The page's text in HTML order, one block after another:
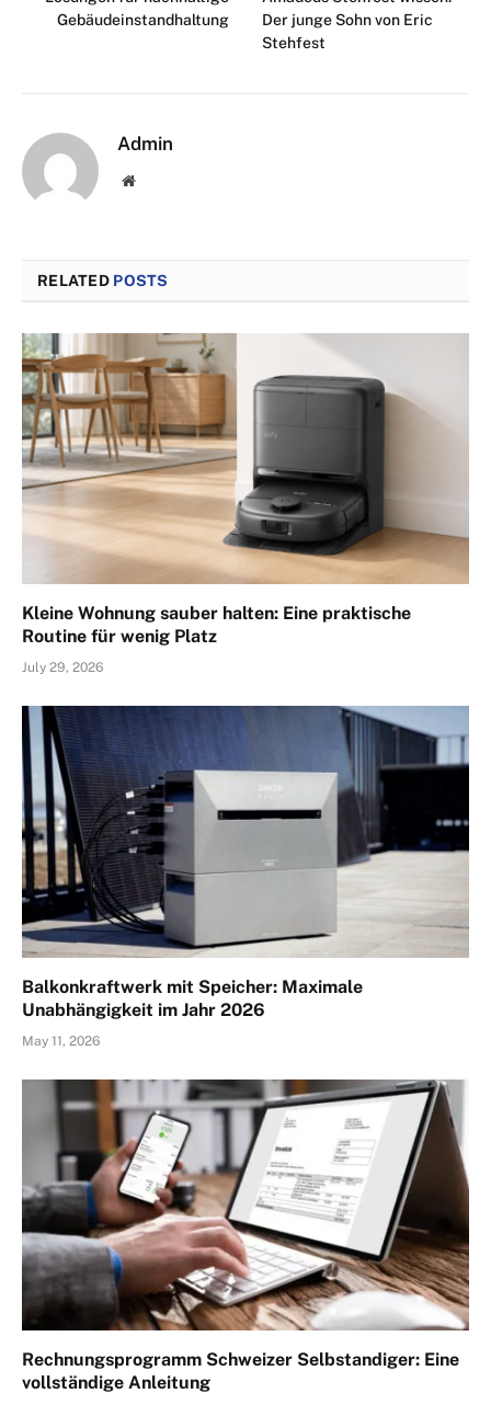
Gebäudeinstandhaltung
Der junge Sohn von Eric
Stehfest
Admin
Website
RELATED POSTS
Kleine Wohnung sauber halten: Eine praktische
Routine für wenig Platz
July 29, 2026
Balkonkraftwerk mit Speicher: Maximale
Unabhängigkeit im Jahr 2026
May 11, 2026
Rechnungsprogramm Schweizer Selbstandiger: Eine
vollständige Anleitung